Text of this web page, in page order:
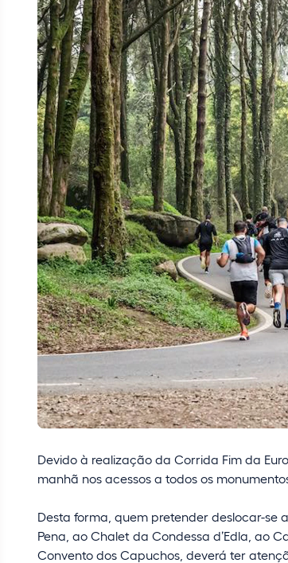
Devido à realização da Corrida Fim da
manhã nos acessos a todos os
Desta forma, quem pretender deslocar-se
Pena, ao Chalet da Condessa d’Edla, ao
Convento dos Capuchos, deverá ter